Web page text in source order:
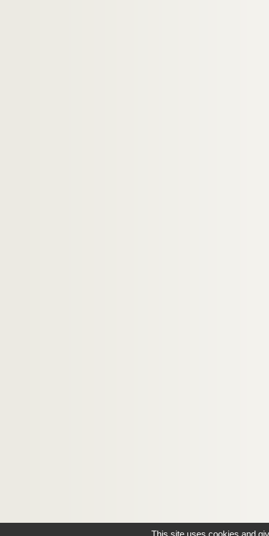
This site uses cookies and